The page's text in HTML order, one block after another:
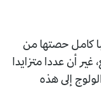
كامل حصتها من
غير أن عددا متزايدا
إلى هذه